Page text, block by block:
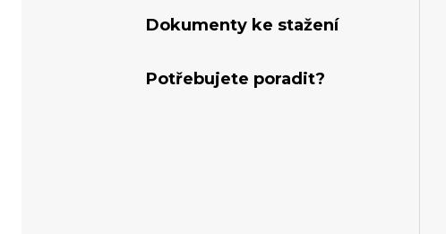
Dokumenty ke stažení
Potřebujete poradit?